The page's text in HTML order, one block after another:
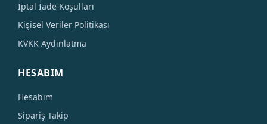
İptal İade Koşulları
Kişisel Veriler Politikası
KVKK Aydınlatma
HESABIM
Hesabım
Sipariş Takip